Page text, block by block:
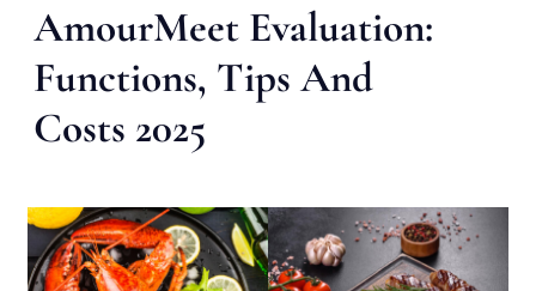
AmourMeet Evaluation:
Functions, Tips And
Costs 2025